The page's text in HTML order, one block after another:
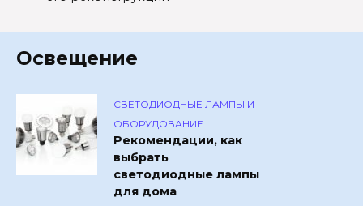
Освещение
СВЕТОДИОДНЫЕ ЛАМПЫ И
ОБОРУДОВАНИЕ
Рекомендации, как
выбрать
светодиодные лампы
для дома